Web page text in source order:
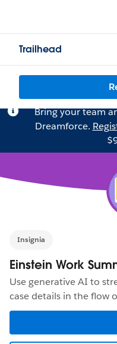
Trailhead
Bring your team
Dreamforce.
Insignia
Einstein Work
Use generative AI to
case details in the flow